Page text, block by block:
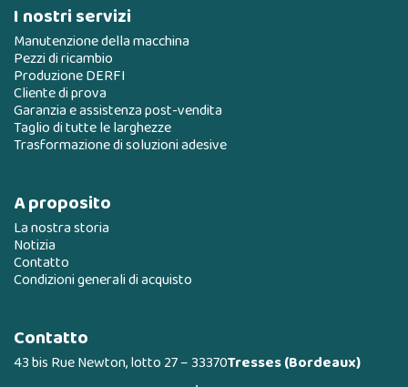
I nostri servizi
Manutenzione della macchina
Pezzi di ricambio
Produzione DERFI
Cliente di prova
Garanzia e assistenza post-vendita
Taglio di tutte le larghezze
Trasformazione di soluzioni adesive
A proposito
La nostra storia
Notizia
Contatto
Condizioni generali di acquisto
Contatto
43 bis Rue Newton, lotto 27 – 33370Tresses (Bordeaux)